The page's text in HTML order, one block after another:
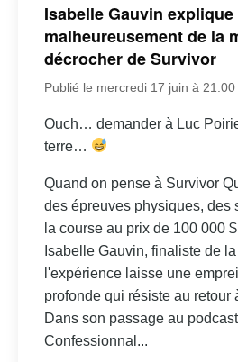
Isabelle Gauvin
malheureusement de la
décrocher de Survivor
Publié le mercredi 17 juin à 21:00
Ouch… demander à Luc
terre…
Quand on pense à Survivor
des épreuves physiques, des
la course au prix de 100 000
Isabelle Gauvin, finaliste de
l'expérience laisse une
profonde qui résiste au retour
Dans son passage au
Confessionnal...